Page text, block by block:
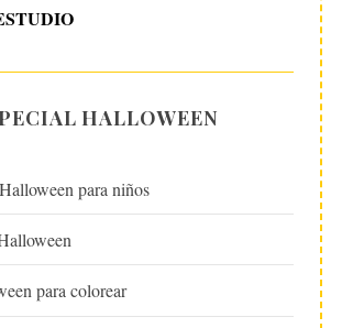
HALLOWEEN
para niños
para colorear